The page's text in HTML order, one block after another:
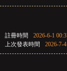
註冊時間
2026-6-1
上次發表時間 2026-7-